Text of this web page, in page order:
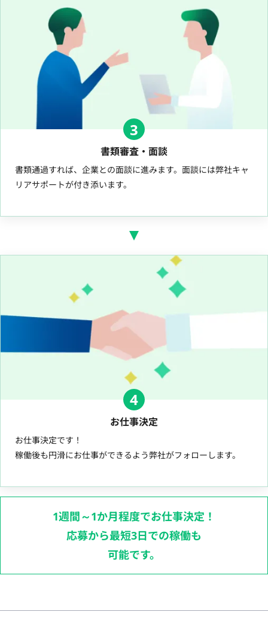
3
書類審査・面談
書類通過すれば、企業との面談に進みます。面談には弊社キャ
リアサポートが付き添います。
4
お仕事決定
お仕事決定です！
稼働後も円滑にお仕事ができるよう弊社がフォローします。
1週間～1か月程度でお仕事決定！
応募から最短3日での稼働も
可能です。